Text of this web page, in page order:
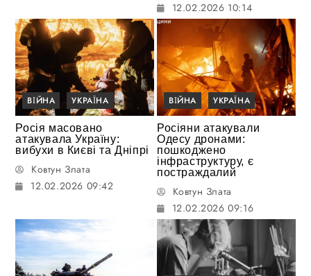
12.02.2026 10:14
ВІЙНА УКРАЇНА
Росія масовано
атакувала Україну:
вибухи в Києві та Дніпрі
Ковтун Злата
12.02.2026 09:42
ВІЙНА УКРАЇНА
Росіяни атакували
Одесу дронами:
пошкоджено
інфраструктуру, є
постраждалий
Ковтун Злата
12.02.2026 09:16